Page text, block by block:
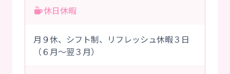
休日休暇
月９休、シフト制、リフレッシュ休暇３日
（６月～翌３月）